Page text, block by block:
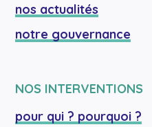
nos actualités
notre gouvernance
NOS INTERVENTIONS
pour qui ? pourquoi ?